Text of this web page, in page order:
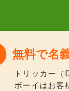
無料で名
トリッカー
ボーイはお客